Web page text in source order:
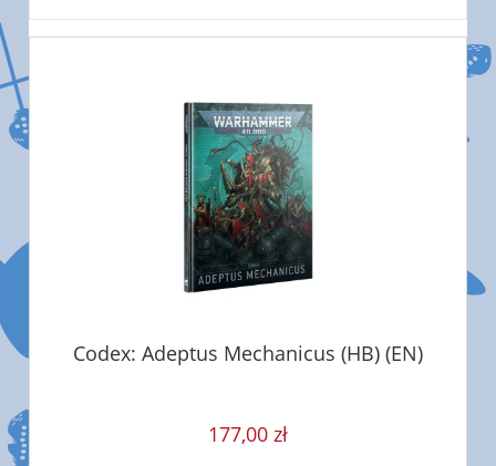
Codex: Adeptus Mechanicus (HB) (EN)
177,00 zł